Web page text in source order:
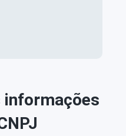
informações